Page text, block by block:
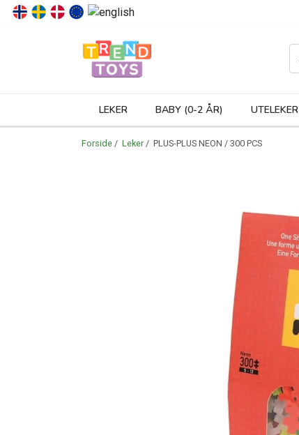
LEKER BABY (0-2 ÅR) UTELEKER
Forside / Leker / PLUS-PLUS NEON / 300 PCS